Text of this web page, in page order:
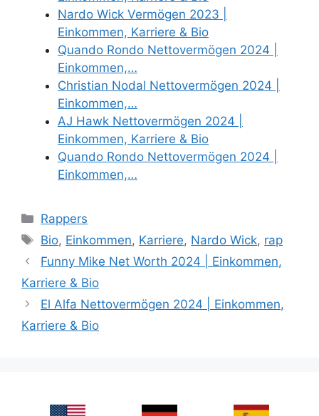
Nardo Wick Vermögen 2023 |
Einkommen, Karriere & Bio
Quando Rondo Nettovermögen 2024 |
Einkommen,…
Christian Nodal Nettovermögen 2024 |
Einkommen,…
AJ Hawk Nettovermögen 2024 |
Einkommen, Karriere & Bio
Quando Rondo Nettovermögen 2024 |
Einkommen,…
Categories
Rappers
Tags
Bio, Einkommen, Karriere, Nardo Wick, rap
Funny Mike Net Worth 2024 | Einkommen,
Karriere & Bio
El Alfa Nettovermögen 2024 | Einkommen,
Karriere & Bio